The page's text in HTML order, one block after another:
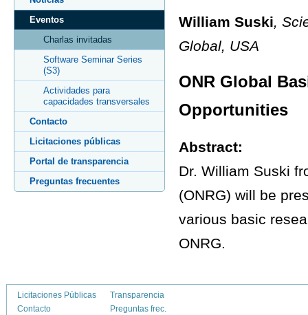
Eventos
Charlas invitadas
Software Seminar Series
(S3)
Actividades para
capacidades transversales
Contacto
Licitaciones públicas
Portal de transparencia
Preguntas frecuentes
William Suski,
Global, USA
ONR Global
Opportunities
Abstract:
Dr. William Suski
(ONRG) will be
various basic
ONRG.
Licitaciones Públicas
Contacto
Transparencia
Preguntas frec.